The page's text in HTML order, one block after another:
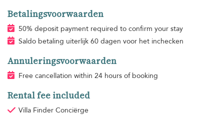
Betalingsvoorwaarden
50% deposit payment required to confirm your stay
Saldo betaling uiterlijk 60 dagen voor het inchecken
Annuleringsvoorwaarden
Free cancellation within 24 hours of booking
Rental fee included
Villa Finder Conciërge